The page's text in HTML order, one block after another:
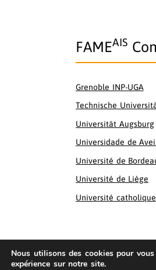
FAMEAIS
Grenoble INP-UGA
Technische
Universität Augsburg
Universidade de
Université de
Université de Liège
Université
Nous utilisons des cookies pour
expérience sur notre site.